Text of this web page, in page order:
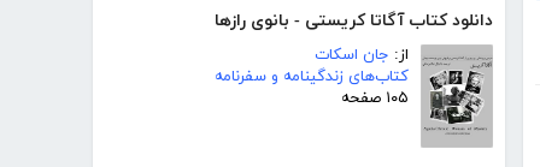
دانلود کتاب آگاتا کریستی - بانوی رازها
از: جان اسکات
کتاب‌های زندگینامه و سفرنامه
۱۰۵ صفحه